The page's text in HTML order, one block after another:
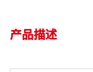
产品描述